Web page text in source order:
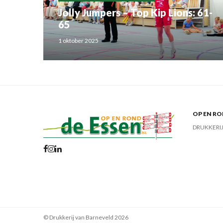
Jolly Jumpers – Top Kip Lions: 61-
65
1 oktober 2025
OP EN
© Drukkerij van Barneveld 2026